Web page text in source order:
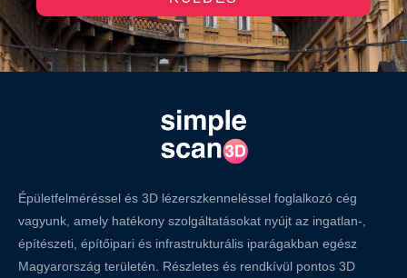
Épületfelméréssel és 3D lézerszkenneléssel foglalkozó cég
vagyunk, amely hatékony szolgáltatásokat nyújt az ingatlan-,
építészeti, építőipari és infrastrukturális iparágakban egész
Magyarország területén. Részletes és rendkívül pontos 3D